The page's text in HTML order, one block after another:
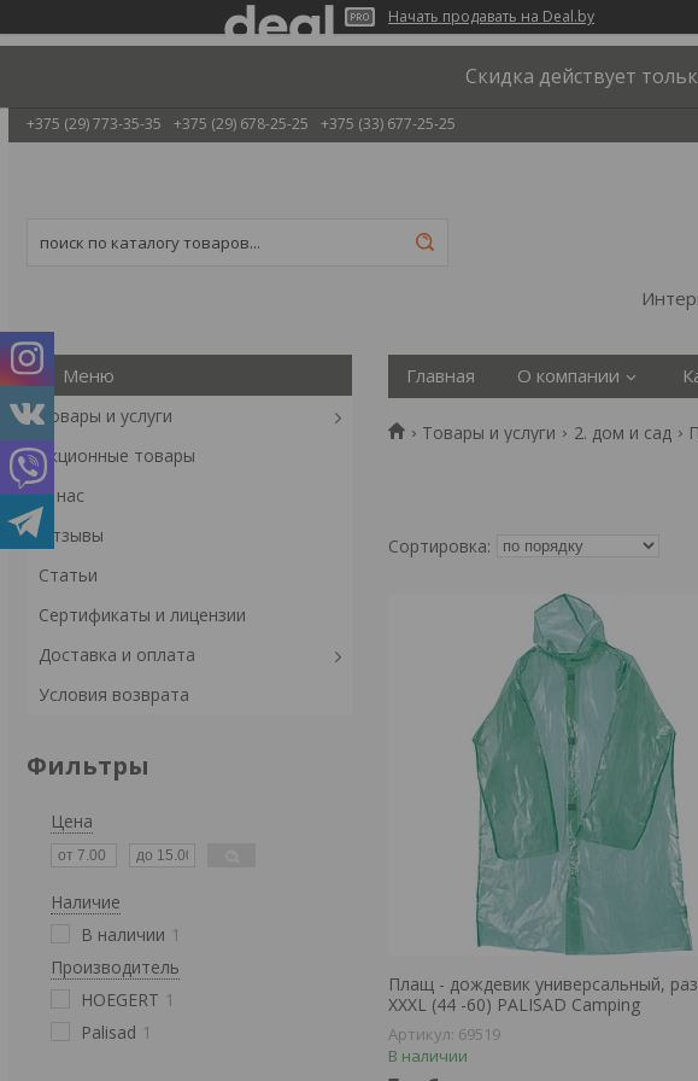
Начать продавать на Deal.by
Скидка действует
+375 (29) 773-35-35 +375 (29) 678-25-25 +375 (33) 677-25-25
Товары и услуги
Акционные товары
О нас
Отзывы
Статьи
Сертификаты и лицензии
Доставка и оплата
Условия возврата
Фильтры
Цена
Наличие
В наличии 1
Производитель
HOEGERT 1
Palisad 1
Главная О компании
Товары и услуги 2. дом и сад
Плащ - дождевик универсальный,
XXXL (44 -60) PALISAD Camping
69519
В наличии